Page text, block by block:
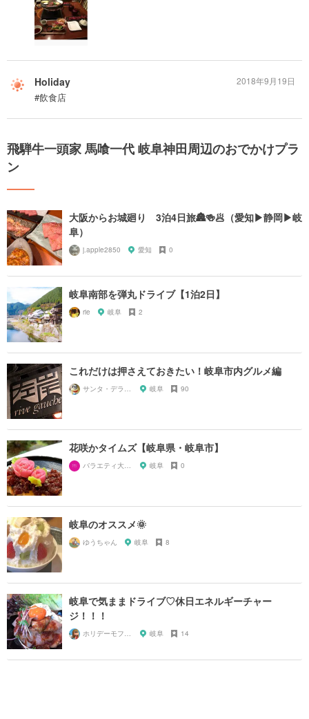
Holiday
#飲食店
2018年9月19日
飛騨牛一頭家 馬喰一代 岐阜神田周辺のおでかけプラ
ン
大阪からお城廻り 3泊4日旅🏯🍻🥟（愛知▶︎静岡▶︎岐
阜）
j.apple2850 愛知 0
岐阜南部を弾丸ドライブ【1泊2日】
rie 岐阜 2
これだけは押さえておきたい！岐阜市内グルメ編
サンタ・デラックス 岐阜 90
花咲かタイムズ【岐阜県・岐阜市】
バラエティ大好き芸人 岐阜 0
岐阜のオススメ🌞
ゆうちゃん 岐阜 8
岐阜で気ままドライブ♡休日エネルギーチャー
ジ！！！
ホリデーモフモフ 岐阜 14